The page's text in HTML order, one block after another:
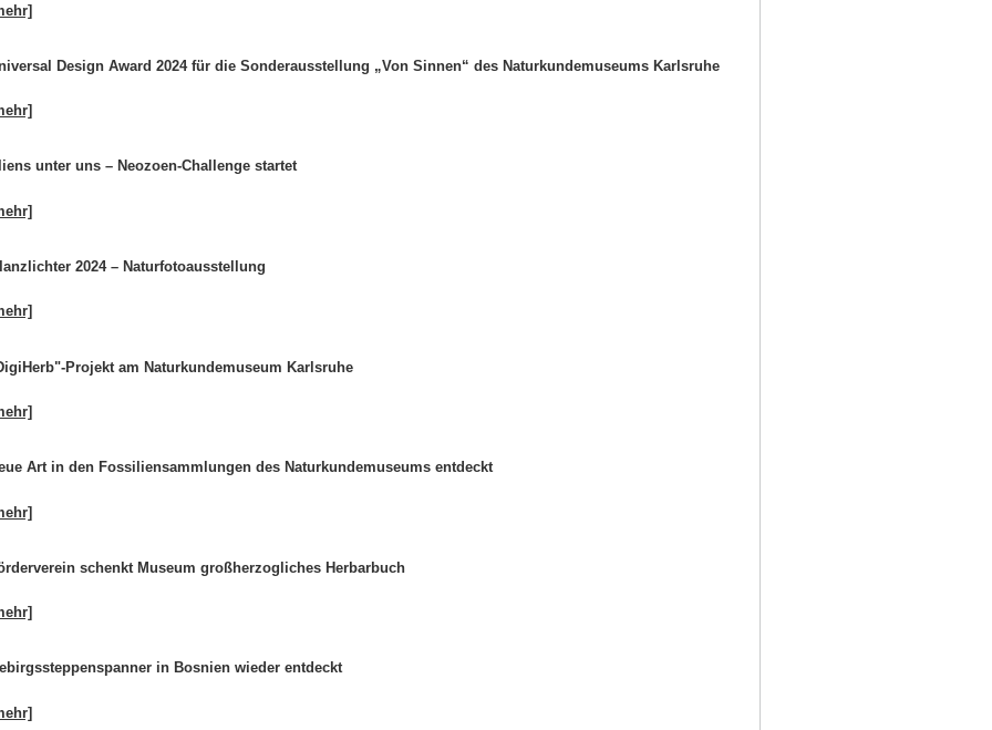
Design Award 2024 für die Sonderausstellung „Von Sinnen“ des Naturkundemuseums Karlsruhe
unter uns – Neozoen-Challenge startet
2024 – Naturfotoausstellung
Projekt am Naturkundemuseum Karlsruhe
Art in den Fossiliensammlungen des Naturkundemuseums entdeckt
schenkt Museum großherzogliches Herbarbuch
in Bosnien wieder entdeckt